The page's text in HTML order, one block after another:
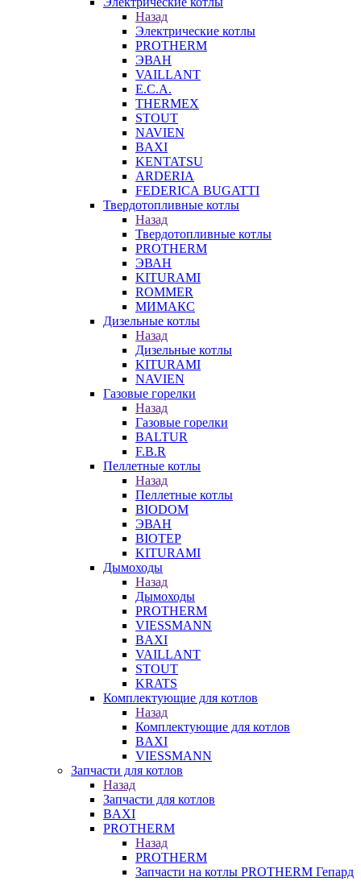
Назад
Электрические котлы
PROTHERM
ЭВАН
VAILLANT
E.C.A.
THERMEX
STOUT
NAVIEN
BAXI
KENTATSU
ARDERIA
FEDERICА BUGATTI
Твердотопливные котлы
Назад
Твердотопливные котлы
PROTHERM
ЭВАН
KITURAMI
ROMMER
МИМАКС
Дизельные котлы
Назад
Дизельные котлы
KITURAMI
NAVIEN
Газовые горелки
Назад
Газовые горелки
BALTUR
F.B.R
Пеллетные котлы
Назад
Пеллетные котлы
BIODOM
ЭВАН
BIOTEP
KITURAMI
Дымоходы
Назад
Дымоходы
PROTHERM
VIESSMANN
BAXI
VAILLANT
STOUT
KRATS
Комплектующие для котлов
Назад
Комплектующие для котлов
BAXI
VIESSMANN
Запчасти для котлов
Назад
Запчасти для котлов
BAXI
PROTHERM
Назад
PROTHERM
Запчасти на котлы PROTHERM Гепард